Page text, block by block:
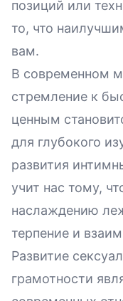
позиций или
то, что
вам.
В современном
стремление к
ценным
для глубокого
развития
учит нас тому,
наслаждению
терпение и
Развитие
грамотности